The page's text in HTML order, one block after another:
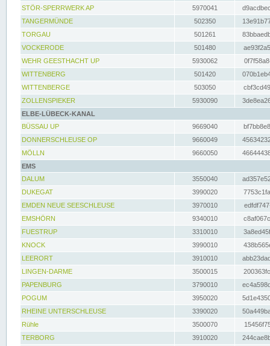
STÖR-SPERRWERK AP 5970041
TANGERMÜNDE
502350
TORGAU
501261
VOCKERODE
501480
WEHR GEESTHACHT UP
5930062
WITTENBERG
501420
WITTENBERGE
503050
ZOLLENSPIEKER
5930090
ELBE-LÜBECK-KANAL
BÜSSAU UP
9669040
DONNERSCHLEUSE OP
9660049
MÖLLN
9660050
EMS
DALUM
3550040
DUKEGAT
3990020
EMDEN NEUE SEESCHLEUSE
3970010
EMSHÖRN
9340010
FUESTRUP
3310010
KNOCK
3990010
LEERORT
3910010
LINGEN-DARME
3500015
PAPENBURG
3790010
POGUM
3950020
RHEINE UNTERSCHLEUSE
3390020
Rühle
3500070
TERBORG
3910020